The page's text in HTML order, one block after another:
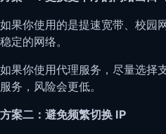
如果你使用的是提速宽带、校园
稳定的网络。
如果你使用代理服务，尽量选择
服务，风险会更低。
方案二：避免频繁切换 IP